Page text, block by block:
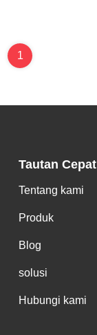
1
Tautan Cepat
Tentang kami
Produk
Blog
solusi
Hubungi kami